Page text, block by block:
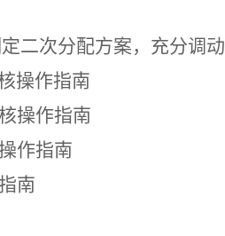
二次分配方案，充分调动
操作指南
操作指南
作指南
南